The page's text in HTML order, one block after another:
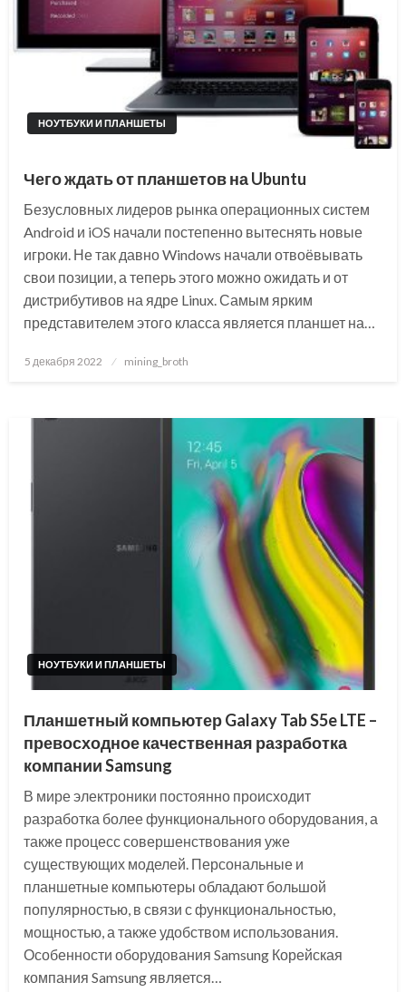
НОУТБУКИ И ПЛАНШЕТЫ
Чего ждать от планшетов на Ubuntu
Безусловных лидеров рынка операционных систем
Android и iOS начали постепенно вытеснять новые
игроки. Не так давно Windows начали отвоёвывать
свои позиции, а теперь этого можно ожидать и от
дистрибутивов на ядре Linux. Самым ярким
представителем этого класса является планшет на…
Posted
5 декабря 2022 mining_broth
НОУТБУКИ И ПЛАНШЕТЫ
Планшетный компьютер Galaxy Tab S5e LTE –
превосходное качественная разработка
компании Samsung
В мире электроники постоянно происходит
разработка более функционального оборудования, а
также процесс совершенствования уже
существующих моделей. Персональные и
планшетные компьютеры обладают большой
популярностью, в связи с функциональностью,
мощностью, а также удобством использования.
Особенности оборудования Samsung Корейская
компания Samsung является…